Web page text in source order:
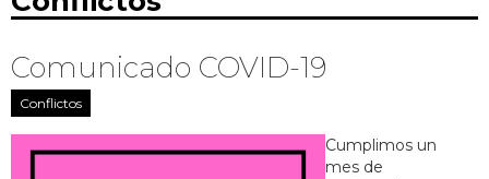
Comunicado COVID-19
Conflictos
Cumplimos un
mes de